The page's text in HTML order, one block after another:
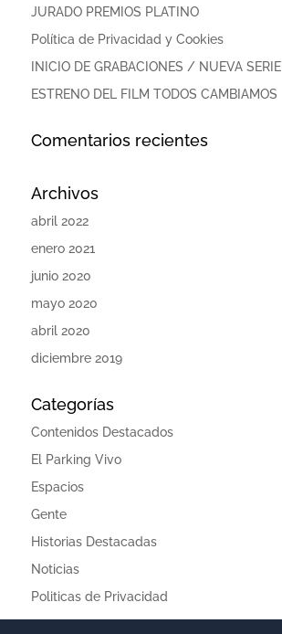
JURADO PREMIOS PLATINO
Política de Privacidad y Cookies
INICIO DE GRABACIONES / NUEVA SERIE
ESTRENO DEL FILM TODOS CAMBIAMOS
Comentarios recientes
Archivos
abril 2022
enero 2021
junio 2020
mayo 2020
abril 2020
diciembre 2019
Categorías
Contenidos Destacados
El Parking Vivo
Espacios
Gente
Historias Destacadas
Noticias
Politicas de Privacidad